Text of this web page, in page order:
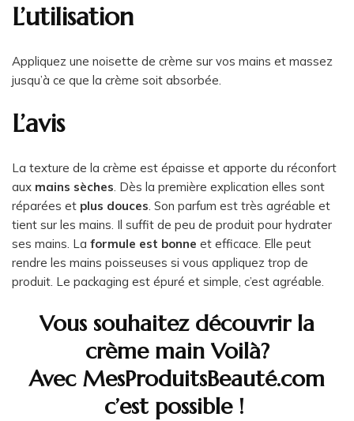
L’utilisation
Appliquez une noisette de crème sur vos mains et massez
jusqu’à ce que la crème soit absorbée.
L’avis
La texture de la crème est épaisse et apporte du réconfort
aux mains sèches. Dès la première explication elles sont
réparées et plus douces. Son parfum est très agréable et
tient sur les mains. Il suffit de peu de produit pour hydrater
ses mains. La formule est bonne et efficace. Elle peut
rendre les mains poisseuses si vous appliquez trop de
produit. Le packaging est épuré et simple, c’est agréable.
Vous souhaitez découvrir la
crème main Voilà?
Avec MesProduitsBeauté.com
c’est possible !